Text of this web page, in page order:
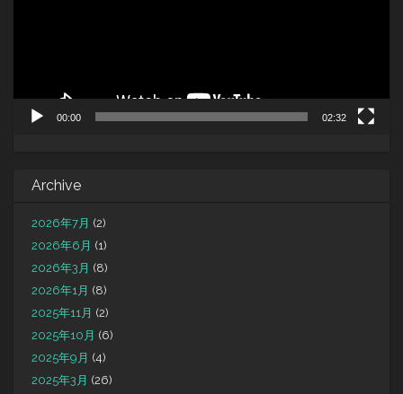
00:00 02:32
Archive
2026年7月 (2)
2026年6月 (1)
2026年3月 (8)
2026年1月 (8)
2025年11月 (2)
2025年10月 (6)
2025年9月 (4)
2025年3月 (26)